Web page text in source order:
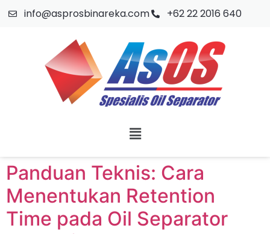
info@asprosbinareka.com +62 22 2016 640
Panduan Teknis: Cara
Menentukan Retention
Time pada Oil Separator